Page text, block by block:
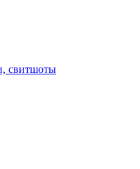
свитшоты